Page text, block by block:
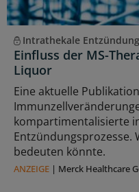
Intrathekale Entzündung
Einfluss der MS-
Liquor
Eine aktuelle
kompartimentalisierte
Entzündungsprozesse.
bedeuten könnte.
ANZEIGE | Merck Healthcare